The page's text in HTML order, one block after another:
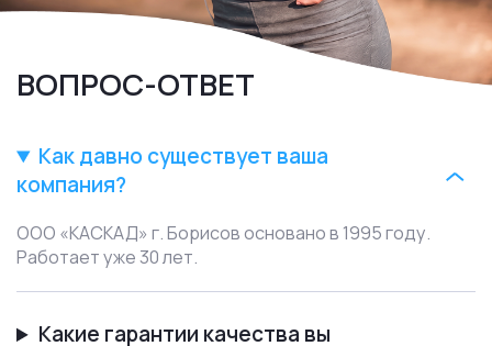
ВОПРОС-ОТВЕТ
Как давно существует ваша
компания?
ООО «КАСКАД» г. Борисов основано в 1995 году.
Работает уже 30 лет.
Какие гарантии качества вы